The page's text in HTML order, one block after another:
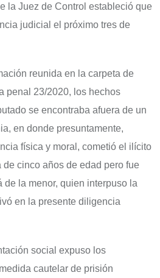
la Juez de Control estableció que
judicial el próximo tres de
reunida en la carpeta de
penal 23/2020, los hechos
se encontraba afuera de un
en donde presuntamente,
física y moral, cometió el ilícito
cinco años de edad pero fue
de la menor, quien interpuso la
en la presente diligencia
social expuso los
cautelar de prisión